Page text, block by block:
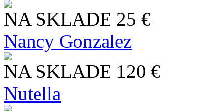
NA SKLADE 25 €
Nancy Gonzalez
NA SKLADE 120 €
Nutella